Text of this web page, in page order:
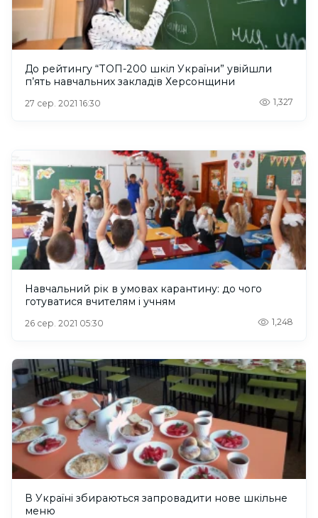
До рейтингу “TOП-200 шкіл України” увійшли
п’ять навчальних закладів Херсонщини
27 сер. 2021 16:30 1,327
Навчальний рік в умовах карантину: до чого
готуватися вчителям і учням
26 сер. 2021 05:30 1,248
В Україні збираються запровадити нове шкільне
меню